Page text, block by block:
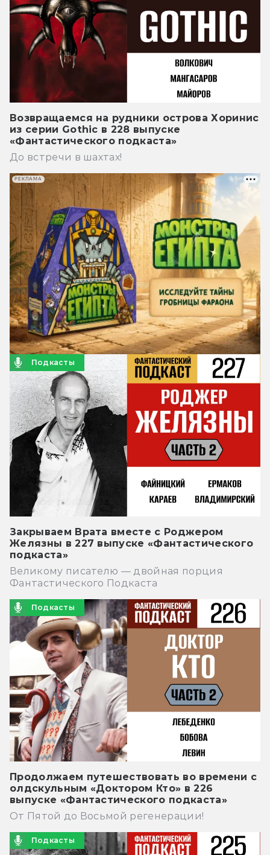
Возвращаемся на рудники острова Хоринис
из серии Gothic в 228 выпуске
«Фантастического подкаста»
До встречи в шахтах!
Подкасты
Закрываем Врата вместе с Роджером
Желязны в 227 выпуске «Фантастического
подкаста»
Великому писателю — двойная порция
Фантастического Подкаста
Подкасты
Продолжаем путешествовать во времени с
олдскульным «Доктором Кто» в 226
выпуске «Фантастического подкаста»
От Пятой до Восьмой регенерации!
Подкасты
РЕКЛАМА